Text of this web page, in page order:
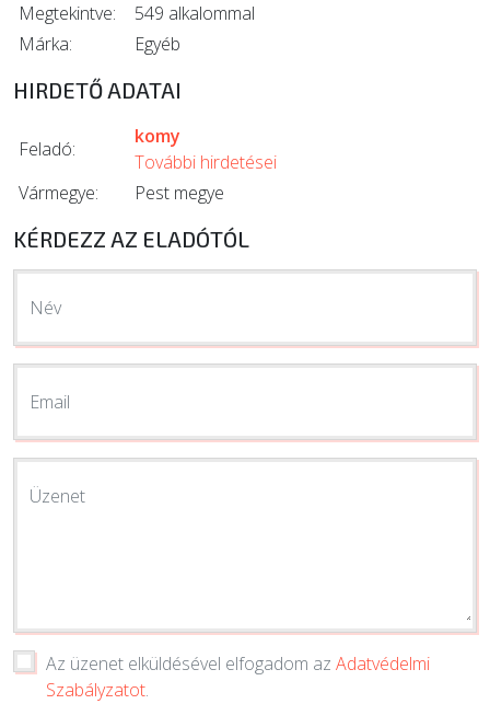
Megtekintve:
549 alkalommal
Márka:
Egyéb
HIRDETŐ ADATAI
Feladó:
komy
További hirdetései
Vármegye:
Pest megye
KÉRDEZZ AZ ELADÓTÓL
Név
Email
Üzenet
Az üzenet elküldésével elfogadom az Adatvédelmi
Szabályzatot.